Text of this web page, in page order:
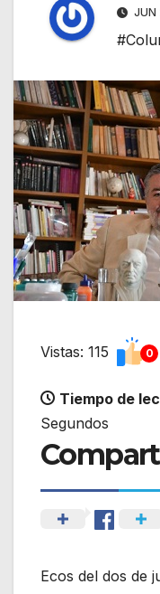
JUN
Vistas: 115 0
Tiempo de
Segundos
Ecos del dos de